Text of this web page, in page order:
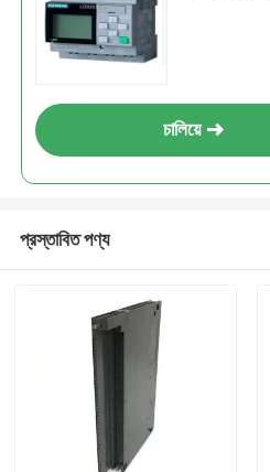
চালিয়ে
প্রস্তাবিত পণ্য